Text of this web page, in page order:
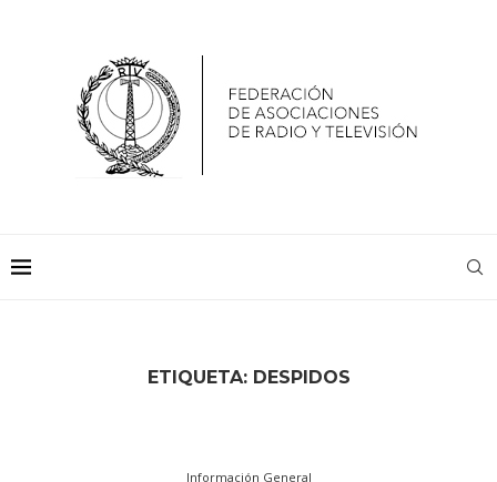
ETIQUETA: DESPIDOS
Información General